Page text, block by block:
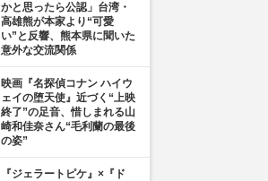
かと思ったら公認」台湾・
高雄熊が本家より“可愛
い”と反響、熊本県に聞いた
意外な交流関係
映画『名探偵コナン ハイウ
ェイの堕天使』近づく“上映
終了”の足音、惜しまれる山
崎和佳奈さん“毛利蘭の最後
の姿”
『ジェラートピケ』×『ド